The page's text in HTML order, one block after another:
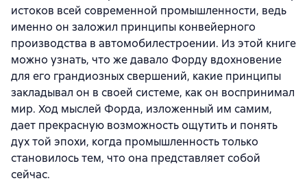
истоков всей современной промышленности, ведь
именно он заложил принципы конвейерного
производства в автомобилестроении. Из этой книге
можно узнать, что же давало Форду вдохновение
для его грандиозных свершений, какие принципы
закладывал он в своей системе, как он воспринимал
мир. Ход мыслей Форда, изложенный им самим,
дает прекрасную возможность ощутить и понять
дух той эпохи, когда промышленность только
становилось тем, что она представляет собой
сейчас.